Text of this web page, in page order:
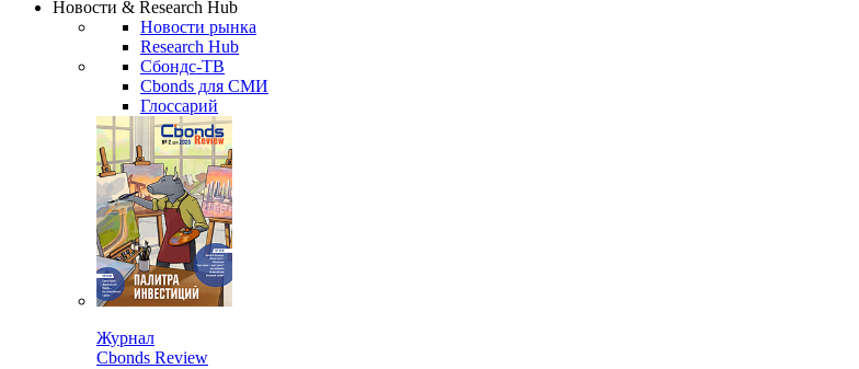
Новости & Research Hub
Новости рынка
Research Hub
Сбондс-ТВ
Cbonds для СМИ
Глоссарий